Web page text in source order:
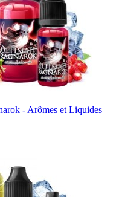
- Arômes et Liquides